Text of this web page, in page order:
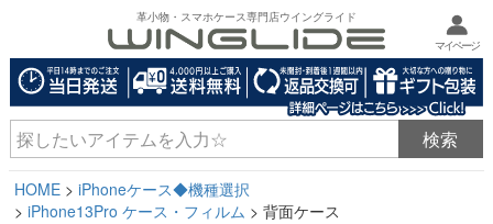
革小物・スマホケース専門店ウイングライド
マイページ
HOME
iPhoneケース◆機種選択
iPhone13Pro ケース・フィルム
背面ケース